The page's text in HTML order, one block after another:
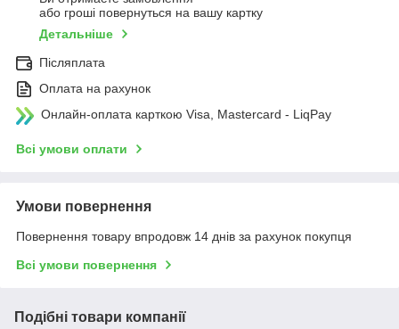
або гроші повернуться на вашу картку
Детальніше
Післяплата
Оплата на рахунок
Онлайн-оплата карткою Visa, Mastercard - LiqPay
Всі умови оплати
Умови повернення
Повернення товару впродовж 14 днів за рахунок покупця
Всі умови повернення
Подібні товари компанії